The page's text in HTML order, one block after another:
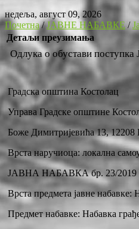
недеља, август 09, 2026
Почетна/ЈАВНЕ НАБАВКЕ/
Детаљи преузимања
Одлука о обустави
Градска општина Костолац
Управа Градске општине
Боже Димитријевића 13, 12208
Врста наручиоца: локална
ЈАВНА НАБАВКА бр. 23/2019
Врста предмета јавне
Предмет набавке: Набавка